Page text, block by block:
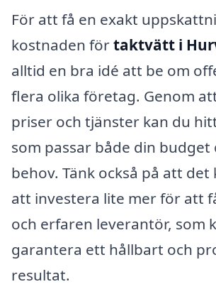
För att få en exakt
kostnaden förtaktvätt i
alltid en bra idé att be om
flera olika företag. Genom
priser och tjänster kan du
som passar både din budget
behov. Tänk också på att
att investera lite mer för att
och erfaren leverantör, som
garantera ett hållbart och
resultat.